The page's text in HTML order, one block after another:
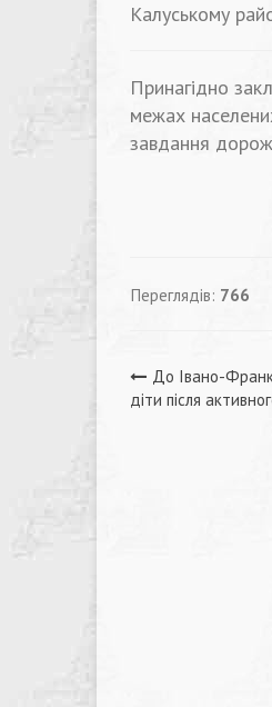
Калуському
Принагідно
межах
завдання
Переглядів: 766
До Івано-
діти після